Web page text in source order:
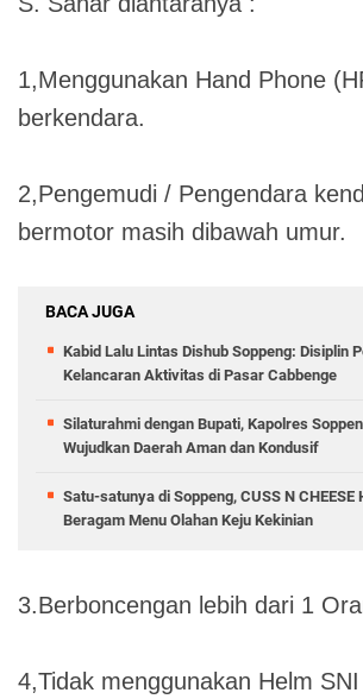
1,Menggunakan Hand Phone
berkendara.
2,Pengemudi / Pengendara
bermotor masih dibawah umur.
BACA JUGA
Kabid Lalu Lintas Dishub Soppeng: Disiplin
Kelancaran Aktivitas di Pasar Cabbenge
Silaturahmi dengan Bupati, Kapolres
Wujudkan Daerah Aman dan Kondusif
Satu-satunya di Soppeng, CUSS N CHEESE
Beragam Menu Olahan Keju Kekinian
3.Berboncengan lebih dari 1
4,Tidak menggunakan Helm